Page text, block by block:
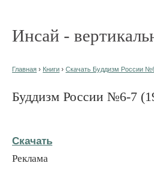
Инсай -
Главная › Книги › Скачать Буддизм России
Буддизм России №6-7
Скачать
Реклама